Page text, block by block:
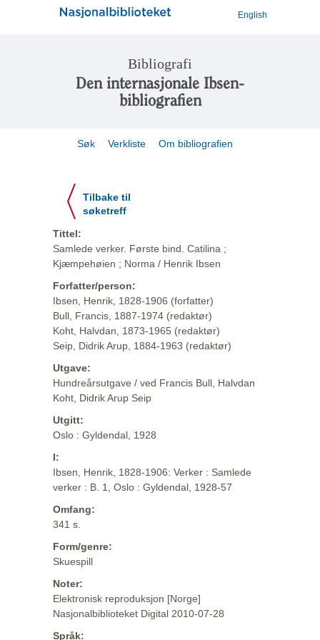
English
Bibliografi
Den internasjonale Ibsen-
bibliografien
Søk Verkliste Om bibliografien
Tilbake til
søketreff
Tittel:
Samlede verker. Første bind. Catilina ;
Kjæmpehøien ; Norma / Henrik Ibsen
Forfatter/person:
Ibsen, Henrik, 1828-1906 (forfatter)
Bull, Francis, 1887-1974 (redaktør)
Koht, Halvdan, 1873-1965 (redaktør)
Seip, Didrik Arup, 1884-1963 (redaktør)
Utgave:
Hundreårsutgave / ved Francis Bull, Halvdan
Koht, Didrik Arup Seip
Utgitt:
Oslo : Gyldendal, 1928
I:
Ibsen, Henrik, 1828-1906: Verker : Samlede
verker : B. 1, Oslo : Gyldendal, 1928-57
Omfang:
341 s.
Form/genre:
Skuespill
Noter:
Elektronisk reproduksjon [Norge]
Nasjonalbiblioteket Digital 2010-07-28
Språk: